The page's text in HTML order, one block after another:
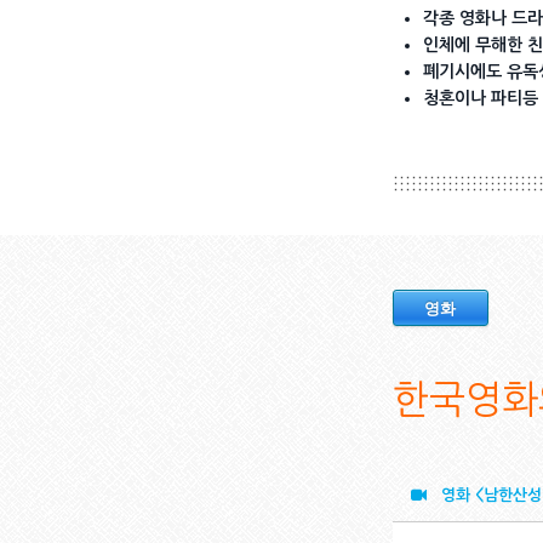
각종 영화나 드
인체에 무해한
폐기시에도 유
청혼이나 파티
영화
한국영
영화 <남한산